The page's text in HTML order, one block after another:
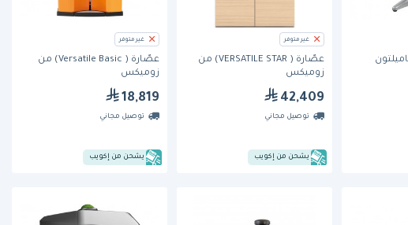
من هاميلتون
غير متوفر
عصّارة ( VERSATILE STAR) من
زوميكس
42,409
توصيل مجاني
يشحن من إكويب
غير متوفر
عصّارة ( Versatile Basic) من
زوميكس
18,819
توصيل مجاني
يشحن من إكويب